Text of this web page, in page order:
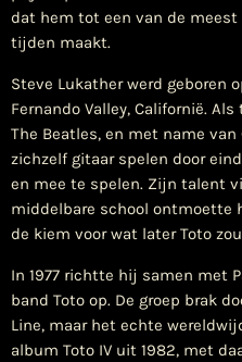
dat hem tot een van de
tijden maakt.
Steve Lukather werd geboren
Fernando Valley, Californië.
The Beatles, en met name van
zichzelf gitaar spelen door
en mee te spelen. Zijn talent
middelbare school ontmoette
de kiem voor wat later Toto
In 1977 richtte hij samen met
band Toto op. De groep brak
Line, maar het echte
album Toto IV uit 1982, met